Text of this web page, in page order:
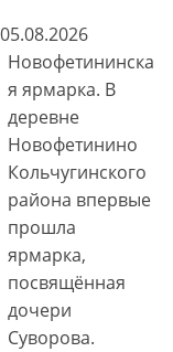
05.08.2026
Новофетининска
я ярмарка. В
деревне
Новофетинино
Кольчугинского
района впервые
прошла
ярмарка,
посвящённая
дочери
Суворова.